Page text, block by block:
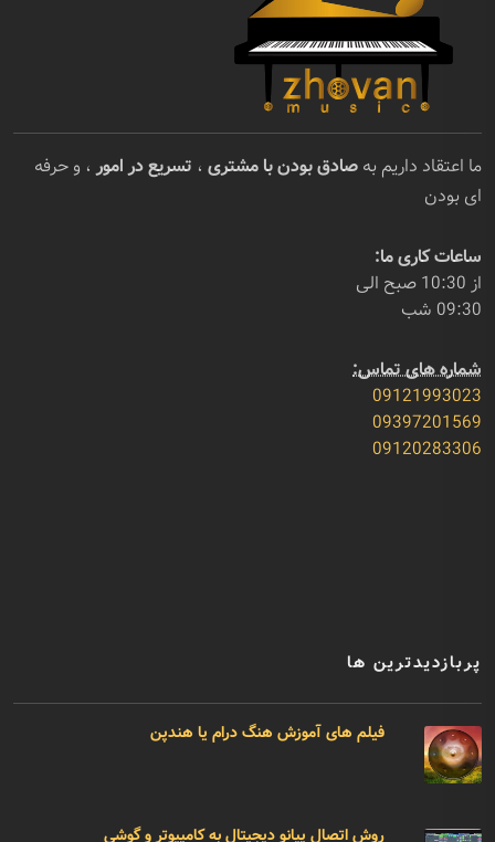
ما اعتقاد داریم به صادق بودن با مشتری ، تسریع در امور ، و حرفه
ای بودن
ساعات کاری ما:
از 10:30 صبح الی
09:30 شب
شماره های تماس:
09121993023
09397201569
09120283306
پربازدیدترین ها
فیلم های آموزش هنگ درام یا هندپن
روش اتصال پیانو دیجیتال به کامپیوتر و گوشی